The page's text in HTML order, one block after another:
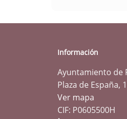
Información
Ayuntamiento de
Plaza de España,
Ver mapa
CIF: P0605500H